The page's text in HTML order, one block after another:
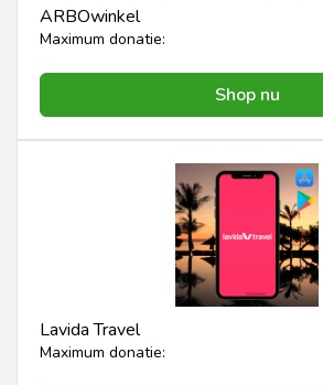
ARBOwinkel
Maximum donatie:
Shop nu
Lavida Travel
Maximum donatie: